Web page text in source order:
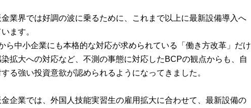
業界では好調の波に乗るために、これまで以上に最新設備導入へ
ます。
ら中小企業にも本格的な対応が求められている「働き方改革」だけ
拡大への対応など、不測の事態に対応したBCPの観点からも、自
る強い投資意欲が認められるようになってきました。
企業では、外国人技能実習生の雇用拡大に合わせて、最新設備の